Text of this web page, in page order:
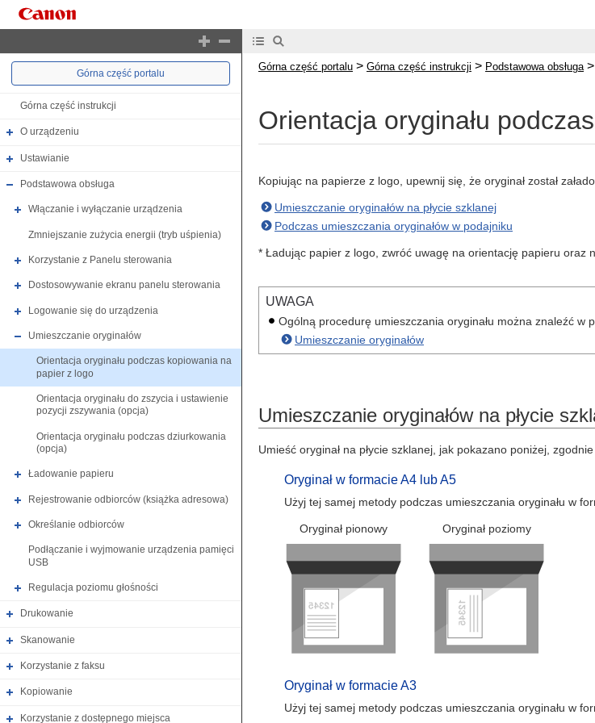
Górna część portalu
Górna część instrukcji
O urządzeniu
Ustawianie
Podstawowa obsługa
Włączanie i wyłączanie urządzenia
Zmniejszanie zużycia energii (tryb uśpienia)
Korzystanie z Panelu sterowania
Dostosowywanie ekranu panelu sterowania
Logowanie się do urządzenia
Umieszczanie oryginałów
Orientacja oryginału podczas kopiowania na
papier z logo
Orientacja oryginału do zszycia i ustawienie
pozycji zszywania (opcja)
Orientacja oryginału podczas dziurkowania
(opcja)
Ładowanie papieru
Rejestrowanie odbiorców (książka adresowa)
Określanie odbiorców
Podłączanie i wyjmowanie urządzenia pamięci
USB
Regulacja poziomu głośności
Drukowanie
Skanowanie
Korzystanie z faksu
Kopiowanie
Korzystanie z dostępnego miejsca
Górna część portalu > Górna część instrukcji > Podstawowa obsługa >
Orientacja oryginału
Kopiując na papierze z logo, upewnij się, że oryginał został
Umieszczanie oryginałów na płycie szklanej
Podczas umieszczania oryginałów w podajniku
* Ładując papier z logo, zwróć uwagę na orientację papieru oraz
UWAGA
Ogólną procedurę umieszczania oryginału można znaleźć w
Umieszczanie oryginałów
Umieszczanie oryginałów na płycie
Umieść oryginał na płycie szklanej, jak pokazano poniżej,
Oryginał w formacie A4 lub A5
Użyj tej samej metody podczas umieszczania oryginału w
Oryginał pionowy Oryginał poziomy
Oryginał w formacie A3
Użyj tej samej metody podczas umieszczania oryginału w